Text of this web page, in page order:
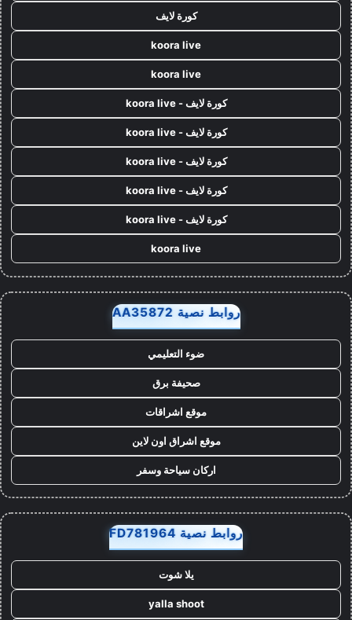
كورة لايف
koora live
koora live
كورة لايف - koora live
كورة لايف - koora live
كورة لايف - koora live
كورة لايف - koora live
كورة لايف - koora live
koora live
روابط نصية AA35872
ضوء التعليمي
صحيفة برق
موقع اشراقات
موقع اشراق اون لاين
اركان سياحة وسفر
روابط نصية FD781964
يلا شوت
yalla shoot